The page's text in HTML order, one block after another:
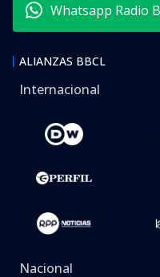
Whatsapp Radio
ALIANZAS BBCL
Internacional
Nacional